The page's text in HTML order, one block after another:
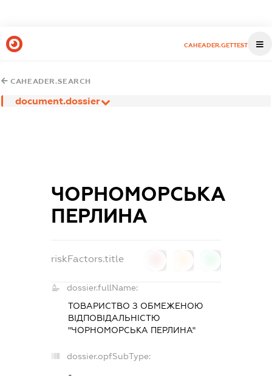
CAHEADER.GETTEST
CAHEADER.SEARCH
document.dossier
ЧОРНОМОРСЬКА
ПЕРЛИНА
riskFactors.title
dossier.fullName:
ТОВАРИСТВО З ОБМЕЖЕНОЮ
ВІДПОВІДАЛЬНІСТЮ
"ЧОРНОМОРСЬКА ПЕРЛИНА"
dossier.opfSubType:
-